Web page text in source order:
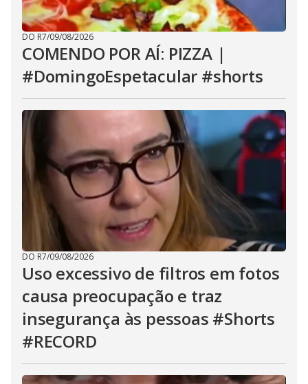
DO R7/09/08/2026
COMENDO POR AÍ: PIZZA |
#DomingoEspetacular #shorts
DO R7/09/08/2026
Uso excessivo de filtros em fotos
causa preocupação e traz
insegurança às pessoas #Shorts
#RECORD